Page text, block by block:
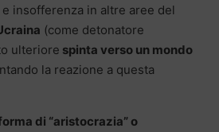
insofferenza in altre aree del
(come detonatore
ulteriore spinta verso un mondo
la reazione a questa
di “aristocrazia” o